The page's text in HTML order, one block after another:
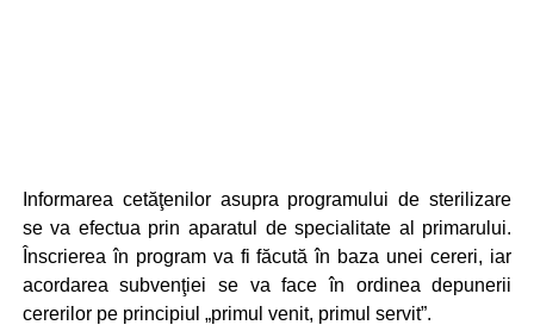
Informarea cetăţenilor asupra programului de sterilizare
se va efectua prin aparatul de specialitate al primarului.
Înscrierea în program va fi făcută în baza unei cereri, iar
acordarea subvenţiei se va face în ordinea depunerii
cererilor pe principiul „primul venit, primul servit”.